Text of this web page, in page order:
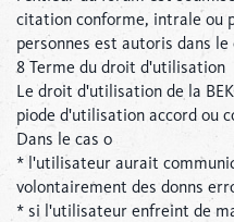
citation conforme, intrale ou
personnes est autoris dans
8 Terme du droit d'utilisation
Le droit d'utilisation de la
piode d'utilisation accord ou
Dans le cas o
* l'utilisateur aurait
volontairement des donns
* si l'utilisateur enfreint de